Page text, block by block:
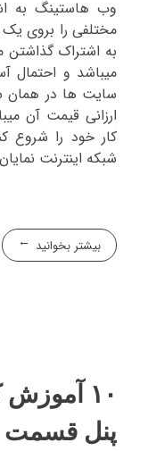
وب هاستینگ به
مختلفی را بروی
به اشتراک
میباشد و
سایت ها در همان
ارزانی قیمت آن
کار خود را شروع
شبکه اینترنت
بیشتر بخوانید
۱۰
پنل قسمت